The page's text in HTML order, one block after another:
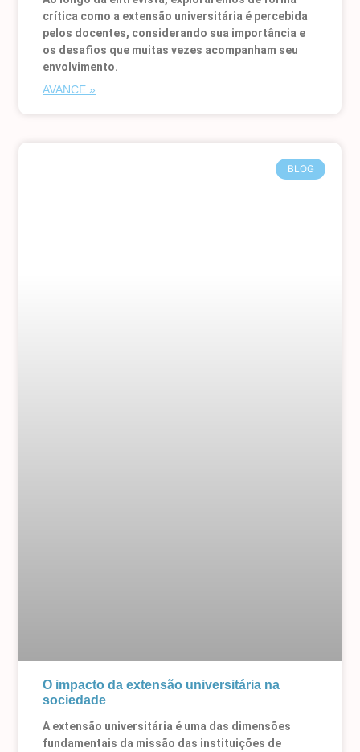
crítica como a extensão universitária é percebida
pelos docentes, considerando sua importância e
os desafios que muitas vezes acompanham seu
envolvimento.
AVANCE »
BLOG
O impacto da extensão universitária na
sociedade
A extensão universitária é uma das dimensões
fundamentais da missão das instituições de